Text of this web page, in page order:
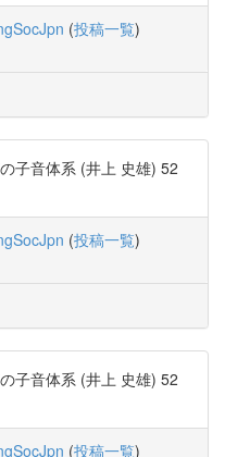
(投稿一覧)
子音体系 (井上 史雄) 52
(投稿一覧)
子音体系 (井上 史雄) 52
(投稿一覧)